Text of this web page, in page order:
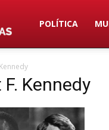
Duas
POLÍTICA
Kennedy